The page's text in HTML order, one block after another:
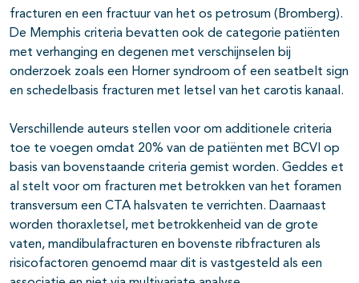
fracturen en een fractuur van het os petrosum (Bromberg).
De Memphis criteria bevatten ook de categorie patiënten
met verhanging en degenen met verschijnselen bij
onderzoek zoals een Horner syndroom of een seatbelt sign
en schedelbasis fracturen met letsel van het carotis kanaal.
Verschillende auteurs stellen voor om additionele criteria
toe te voegen omdat 20% van de patiënten met BCVI op
basis van bovenstaande criteria gemist worden. Geddes et
al stelt voor om fracturen met betrokken van het foramen
transversum een CTA halsvaten te verrichten. Daarnaast
worden thoraxletsel, met betrokkenheid van de grote
vaten, mandibulafracturen en bovenste ribfracturen als
risicofactoren genoemd maar dit is vastgesteld als een